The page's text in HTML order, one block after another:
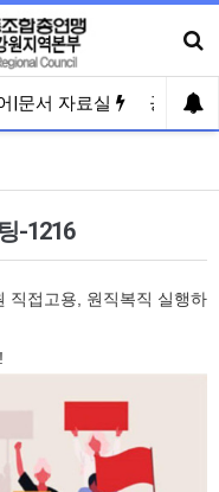
|문서 자료실 공유게
-1216
직접고용, 원직복직 실행하